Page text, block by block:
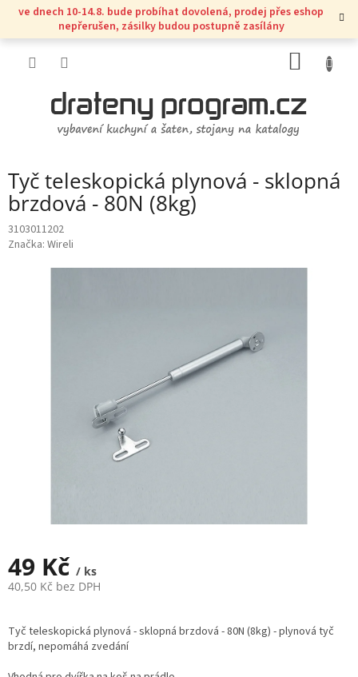
Přejít
obsah
ve dnech 10-14.8. bude probíhat dovolená, prodej přes eshop
nepřerušen, zásilky budou postupně zasílány
KOŠÍK
Tyč teleskopická plynová - sklopná
brzdová - 80N (8kg)
3103011202
Značka: Wireli
49 Kč / ks
40,50 Kč bez DPH
cena:
Tyč teleskopická plynová - sklopná brzdová - 80N (8kg) - plynová tyč
brzdí, nepomáhá zvedání